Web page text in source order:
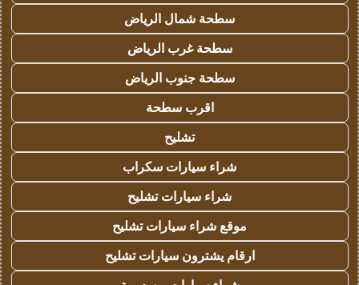
سطحة شمال الرياض
سطحة غرب الرياض
سطحة جنوب الرياض
اقرب سطحة
تشليح
شراء سيارات سكراب
شراء سيارات تشليح
موقع شراء سيارات تشليح
ارقام يشترون سيارات تشليح